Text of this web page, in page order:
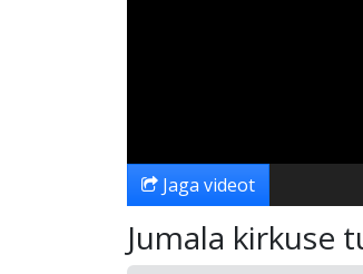
Jaga videot
Jumala kirkuse